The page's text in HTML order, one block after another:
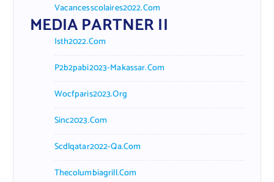
Vacancesscolaires2022.com
MEDIA PARTNER II
Isth2022.com
P2b2pabi2023-Makassar.com
Wocfparis2023.org
Sinc2023.com
Scdlqatar2022-Qa.com
Thecolumbiagrill.com